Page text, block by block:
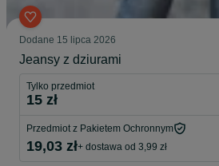
Dodane 15 lipca 2026
Jeansy z dziurami
Tylko przedmiot
15 zł
Przedmiot z Pakietem Ochronnym
19,03 zł+ dostawa od 3,99 zł